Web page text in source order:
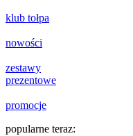
klub tołpa
nowości
zestawy
prezentowe
promocje
popularne teraz: